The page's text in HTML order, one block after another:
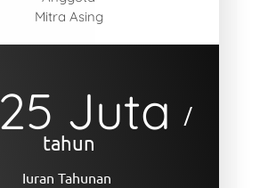
Mitra Asing
25 Juta
/
tahun
Iuran Tahunan